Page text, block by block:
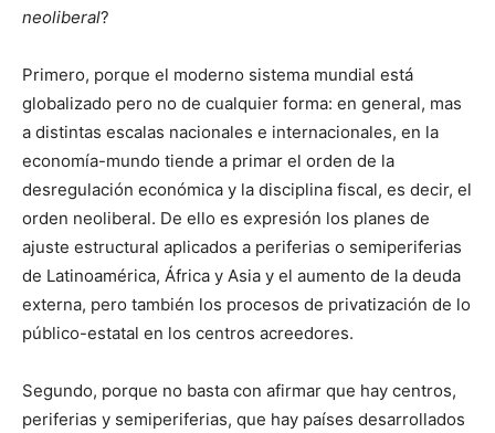
neoliberal?
Primero, porque el moderno sistema mundial está
globalizado pero no de cualquier forma: en general, mas
a distintas escalas nacionales e internacionales, en la
economía-mundo tiende a primar el orden de la
desregulación económica y la disciplina fiscal, es decir, el
orden neoliberal. De ello es expresión los planes de
ajuste estructural aplicados a periferias o semiperiferias
de Latinoamérica, África y Asia y el aumento de la deuda
externa, pero también los procesos de privatización de lo
público-estatal en los centros acreedores.
Segundo, porque no basta con afirmar que hay centros,
periferias y semiperiferias, que hay países desarrollados